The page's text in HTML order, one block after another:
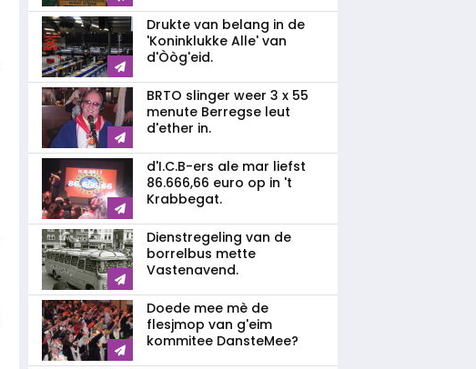
Drukte van belang in de
'Koninklukke Alle' van
d'Òòg'eid.
BRTO slinger weer 3 x 55
menute Berregse leut
d'ether in.
d'I.C.B-ers ale mar liefst
86.666,66 euro op in 't
Krabbegat.
Dienstregeling van de
borrelbus mette
Vastenavend.
Doede mee mè de
flesjmop van g'eim
kommitee DansteMee?